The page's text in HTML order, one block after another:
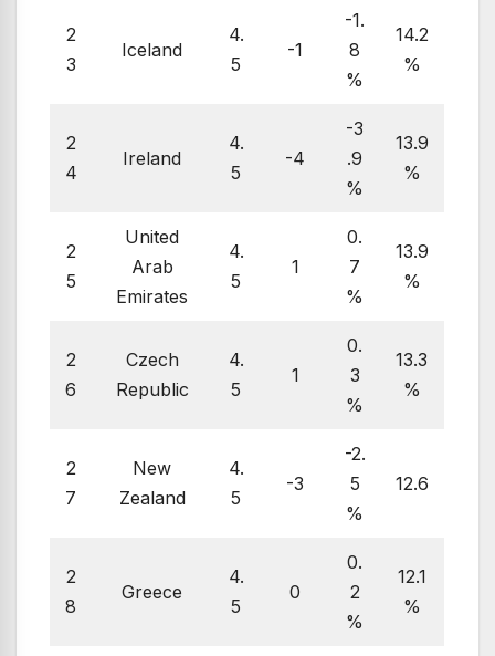
2
3
Iceland
4.
5
-1
-1.
8
%
14.2
%
2
4
Ireland
4.
5
-4
-3
.9
%
13.9
%
2
5
United
Arab
Emirates
4.
5
1
0.
7
%
13.9
%
2
6
Czech
Republic
4.
5
1
0.
3
%
13.3
%
2
7
New
Zealand
4.
5
-3
-2.
5
%
12.6
2
8
Greece
4.
5
0
0.
2
%
12.1
%